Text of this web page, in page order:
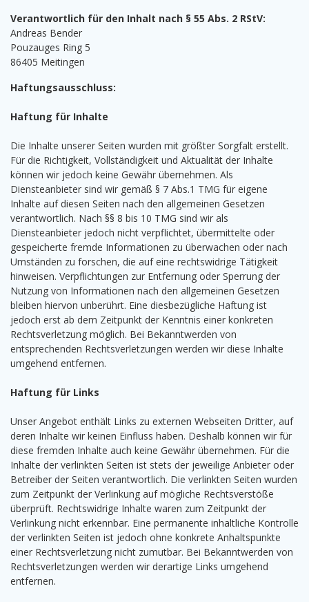
Verantwortlich für den Inhalt nach § 55 Abs. 2 RStV:
Andreas Bender
Pouzauges Ring 5
86405 Meitingen
Haftungsausschluss:
Haftung für Inhalte
Die Inhalte unserer Seiten wurden mit größter Sorgfalt erstellt.
Für die Richtigkeit, Vollständigkeit und Aktualität der Inhalte
können wir jedoch keine Gewähr übernehmen. Als
Diensteanbieter sind wir gemäß § 7 Abs.1 TMG für eigene
Inhalte auf diesen Seiten nach den allgemeinen Gesetzen
verantwortlich. Nach §§ 8 bis 10 TMG sind wir als
Diensteanbieter jedoch nicht verpflichtet, übermittelte oder
gespeicherte fremde Informationen zu überwachen oder nach
Umständen zu forschen, die auf eine rechtswidrige Tätigkeit
hinweisen. Verpflichtungen zur Entfernung oder Sperrung der
Nutzung von Informationen nach den allgemeinen Gesetzen
bleiben hiervon unberührt. Eine diesbezügliche Haftung ist
jedoch erst ab dem Zeitpunkt der Kenntnis einer konkreten
Rechtsverletzung möglich. Bei Bekanntwerden von
entsprechenden Rechtsverletzungen werden wir diese Inhalte
umgehend entfernen.
Haftung für Links
Unser Angebot enthält Links zu externen Webseiten Dritter, auf
deren Inhalte wir keinen Einfluss haben. Deshalb können wir für
diese fremden Inhalte auch keine Gewähr übernehmen. Für die
Inhalte der verlinkten Seiten ist stets der jeweilige Anbieter oder
Betreiber der Seiten verantwortlich. Die verlinkten Seiten wurden
zum Zeitpunkt der Verlinkung auf mögliche Rechtsverstöße
überprüft. Rechtswidrige Inhalte waren zum Zeitpunkt der
Verlinkung nicht erkennbar. Eine permanente inhaltliche Kontrolle
der verlinkten Seiten ist jedoch ohne konkrete Anhaltspunkte
einer Rechtsverletzung nicht zumutbar. Bei Bekanntwerden von
Rechtsverletzungen werden wir derartige Links umgehend
entfernen.